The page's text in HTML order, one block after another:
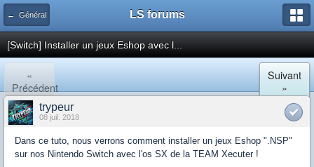
← Général LS forums
[Switch] Installer un jeux Eshop avec l...
«
Précédent
Suivant
»
trypeur
08 juil. 2018
Dans ce tuto, nous verrons comment installer un jeux Eshop ".NSP"
sur nos Nintendo Switch avec l'os SX de la TEAM Xecuter !